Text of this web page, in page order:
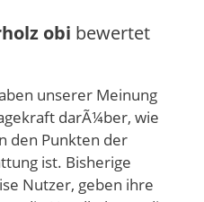
obi bewertet
unserer Meinung
darÃ¼ber, wie
den Punkten der
ist. Bisherige
Nutzer, geben ihre